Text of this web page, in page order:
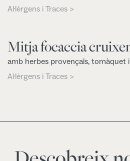
Al·lèrgens i Traces >
Mitja focaccia
amb herbes provençals, tomàquet
Al·lèrgens i Traces >